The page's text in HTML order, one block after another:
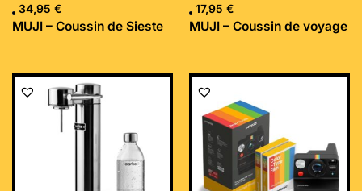
34,95 €
MUJI – Coussin de Sieste
17,95 €
MUJI – Coussin de voyage
Le
initial
était :
169,99 €.
Le